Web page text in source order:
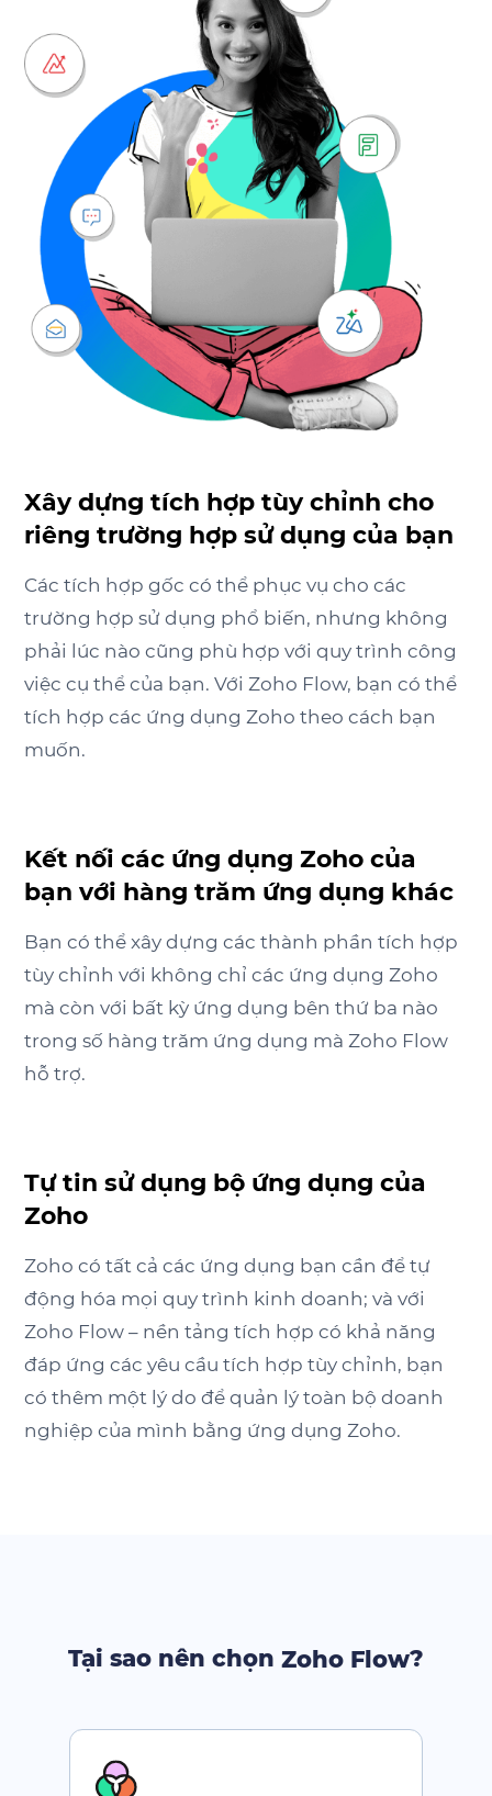
Xây dựng tích hợp tùy chỉnh cho
riêng trường hợp sử dụng của bạn
Các tích hợp gốc có thể phục vụ cho các
trường hợp sử dụng phổ biến, nhưng không
phải lúc nào cũng phù hợp với quy trình công
việc cụ thể của bạn. VớiZoho Flow, bạn có thể
tích hợp các ứng dụng Zoho theo cách bạn
muốn.
Kết nối các ứng dụng Zoho của
bạn với hàng trăm ứng dụng khác
Bạn có thể xây dựng các thành phần tích hợp
tùy chỉnh với không chỉ các ứng dụng Zoho
mà còn với bất kỳ ứng dụng bên thứ ba nào
trong số hàng trăm ứng dụng màZoho Flow
hỗ trợ.
Tự tin sử dụng bộ ứng dụng của
Zoho
Zoho có tất cả các ứng dụng bạn cần để tự
động hóa mọi quy trình kinh doanh; và với
Zoho Flow – nền tảng tích hợp có khả năng
đáp ứng các yêu cầu tích hợp tùy chỉnh, bạn
có thêm một lý do để quản lý toàn bộ doanh
nghiệp của mình bằng ứng dụng Zoho.
Tại sao nên chọn Zoho Flow?